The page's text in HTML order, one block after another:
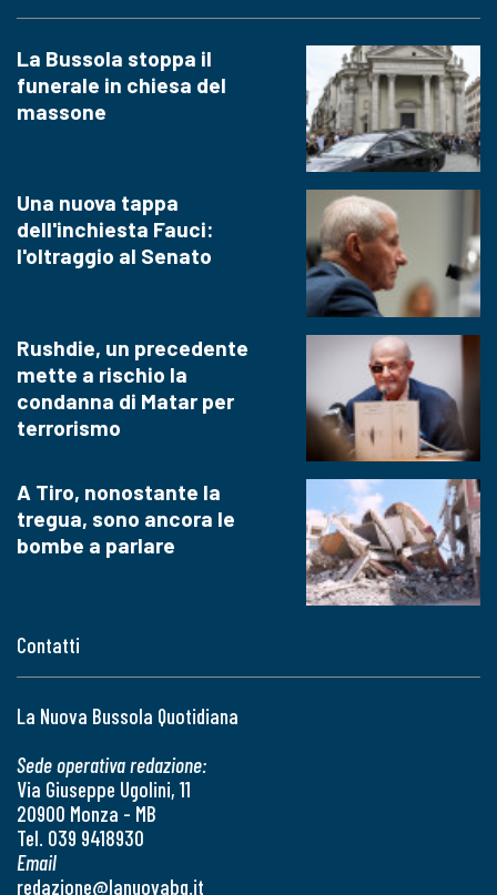
Contatti
La Nuova Bussola Quotidiana
Sede operativa redazione:
Via Giuseppe Ugolini, 11
20900 Monza - MB
Tel. 039 9418930
Email
redazione@lanuovabq.it
La Bussola stoppa il
funerale in chiesa del
massone
Una nuova tappa
dell'inchiesta Fauci:
l'oltraggio al Senato
Rushdie, un precedente
mette a rischio la
condanna di Matar per
terrorismo
A Tiro, nonostante la
tregua, sono ancora le
bombe a parlare